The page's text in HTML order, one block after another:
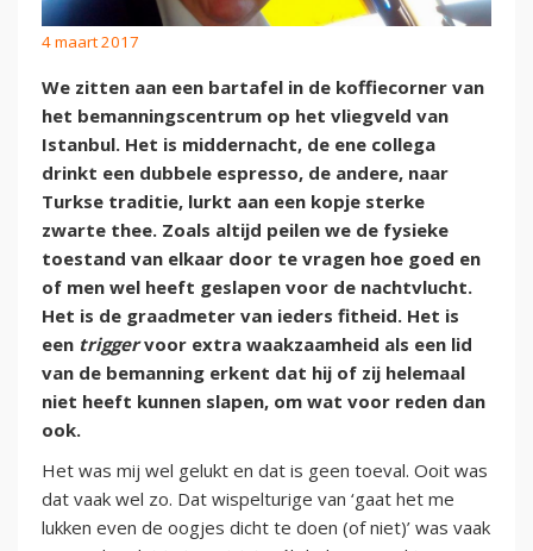
4 maart 2017
We zitten aan een bartafel in de koffiecorner van
het bemanningscentrum op het vliegveld van
Istanbul. Het is middernacht, de ene collega
drinkt een dubbele espresso, de andere, naar
Turkse traditie, lurkt aan een kopje sterke
zwarte thee. Zoals altijd peilen we de fysieke
toestand van elkaar door te vragen hoe goed en
of men wel heeft geslapen voor de nachtvlucht.
Het is de graadmeter van ieders fitheid. Het is
een triggervoor extra waakzaamheid als een lid
van de bemanning erkent dat hij of zij helemaal
niet heeft kunnen slapen, om wat voor reden dan
ook.
Het was mij wel gelukt en dat is geen toeval. Ooit was
dat vaak wel zo. Dat wispelturige van ‘gaat het me
lukken even de oogjes dicht te doen (of niet)’ was vaak